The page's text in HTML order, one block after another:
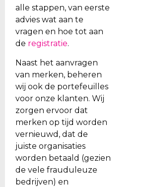
alle stappen, van eerste
advies wat aan te
vragen en hoe tot aan
de registratie.
Naast het aanvragen
van merken, beheren
wij ook de portefeuilles
voor onze klanten. Wij
zorgen ervoor dat
merken op tijd worden
vernieuwd, dat de
juiste organisaties
worden betaald (gezien
de vele frauduleuze
bedrijven) en